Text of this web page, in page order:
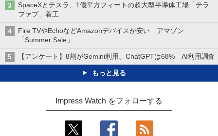
SpaceXとテスラ、1億平方フィートの超大型半導体工場「テラ
ファブ」着工
Fire TVやEchoなどAmazonデバイスが安い アマゾン
「Summer Sale」
【アンケート】8割がGemini利用、ChatGPTは68% AI利用調査
もっと見る
Impress Watch をフォローする